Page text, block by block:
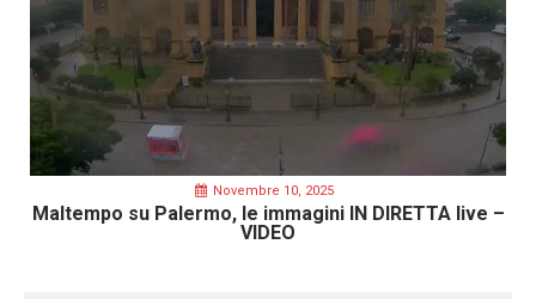
Novembre 10, 2025
Maltempo su Palermo, le immagini IN DIRETTA live –
VIDEO